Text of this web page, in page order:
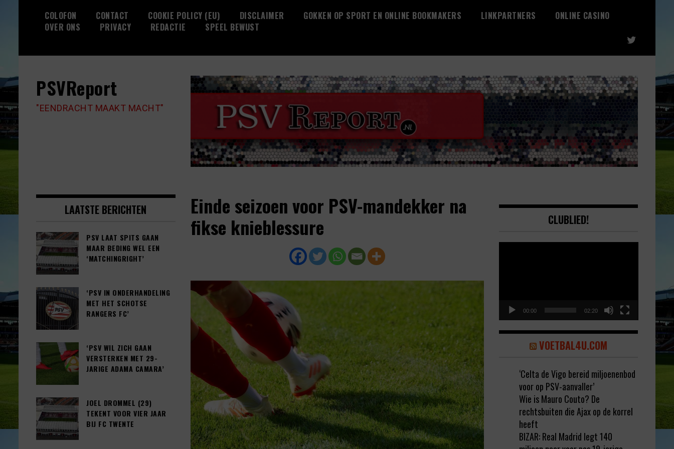
COLOFON CONTACT COOKIE POLICY (EU) DISCLAIMER GOKKEN OP SPORT EN ONLINE BOOKMAKERS LINKPARTNERS
ONLINE CASINO
OVER ONS
PRIVACY REDACTIE SPEEL BEWUST
PSVReport
"EENDRACHT MAAKT MACHT"
Einde seizoen voor PSV-mandekker na
fikse knieblessure
LAATSTE BERICHTEN
PSV LAAT SPITS GAAN
MAAR BEDING WEL EEN
‘MATCHINGRIGHT’
‘PSV IN ONDERHANDELING
MET HET SCHOTSE
RANGERS FC’
‘PSV WIL ZICH GAAN
VERSTERKEN MET 29-
JARIGE ADAMA CAMARA’
JOEL DROMMEL (29)
TEKENT VOOR VIER JAAR
BIJ FC TWENTE
CLUBLIED!
00:00 02:20
VOETBAL4U.COM
‘Celta de Vigo bereid miljoenenbod
voor op PSV-aanvaller’
Wie is Mauro Couto? De
rechtsbuiten die Ajax op de korrel
heeft
BIZAR: Real Madrid legt 140